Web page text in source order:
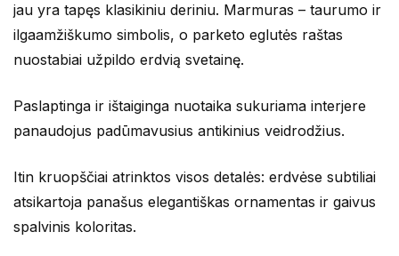
jau yra tapęs klasikiniu deriniu. Marmuras – taurumo ir
ilgaamžiškumo simbolis, o parketo eglutės raštas
nuostabiai užpildo erdvią svetainę.
Paslaptinga ir ištaiginga nuotaika sukuriama interjere
panaudojus padūmavusius antikinius veidrodžius.
Itin kruopščiai atrinktos visos detalės: erdvėse subtiliai
atsikartoja panašus elegantiškas ornamentas ir gaivus
spalvinis koloritas.